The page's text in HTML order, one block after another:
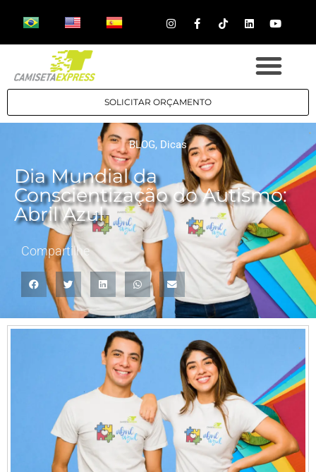
SOLICITAR ORÇAMENTO
BLOG, Dicas
Dia Mundial da
Conscientização do Autismo:
Abril Azul
Compartilhe